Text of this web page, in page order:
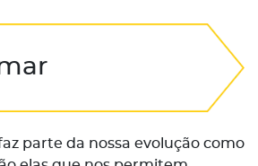
parte da nossa evolução como